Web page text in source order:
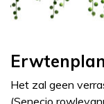
Het zal geen